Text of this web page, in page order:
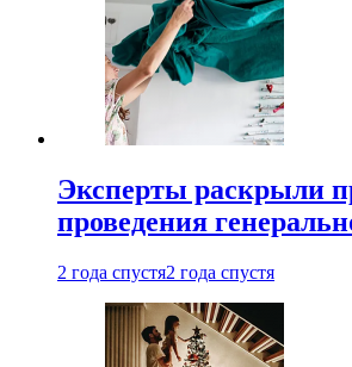
Эксперты раскрыли
проведения
2 года спустя2 года спустя